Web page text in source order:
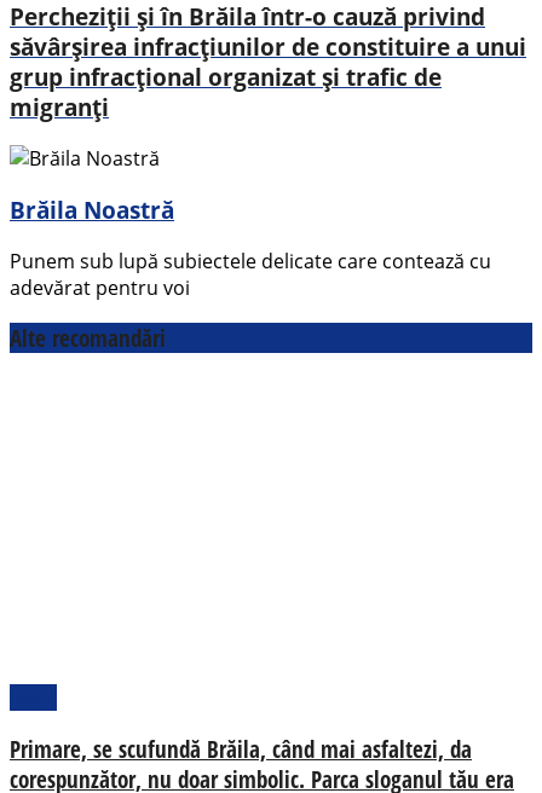
Percheziții și în Brăila într-o cauză privind
săvârșirea infracțiunilor de constituire a unui
grup infracțional organizat și trafic de
migranți
Brăila Noastră
Punem sub lupă subiectele delicate care contează cu
adevărat pentru voi
Alte recomandări
Primare, se scufundă Brăila, când mai asfaltezi, da
corespunzător, nu doar simbolic. Parca sloganul tău era